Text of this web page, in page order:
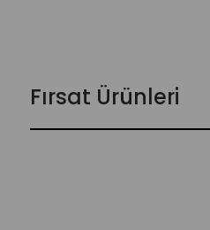
Fırsat Ürünleri